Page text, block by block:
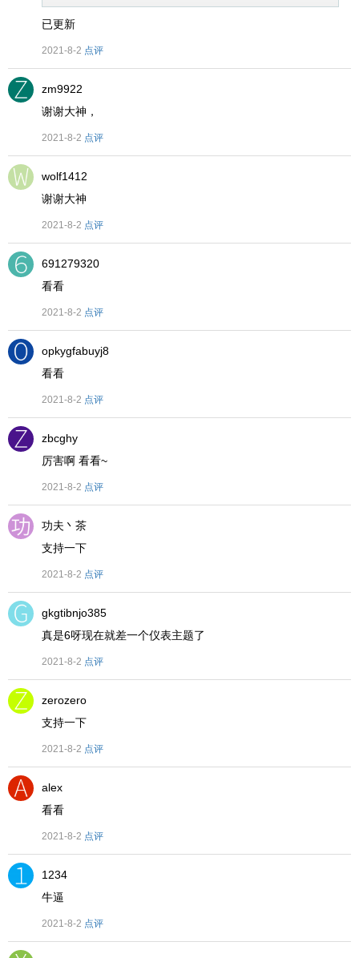
已更新
2021-8-2 点评
zm9922
谢谢大神，
2021-8-2 点评
wolf1412
谢谢大神
2021-8-2 点评
691279320
看看
2021-8-2 点评
opkygfabuyj8
看看
2021-8-2 点评
zbcghy
厉害啊 看看~
2021-8-2 点评
功夫丶茶
支持一下
2021-8-2 点评
gkgtibnjo385
真是6呀现在就差一个仪表主题了
2021-8-2 点评
zerozero
支持一下
2021-8-2 点评
alex
看看
2021-8-2 点评
1234
牛逼
2021-8-2 点评